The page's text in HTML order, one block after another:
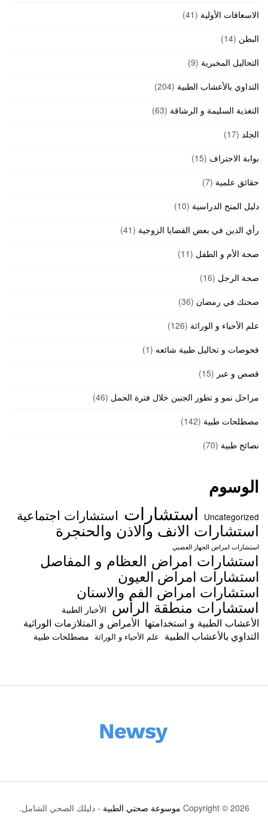
الاسعافات الأولية (41)
البطن (14)
التحاليل المخبرية (9)
التداوي بالأعشاب الطبية (204)
التغذية السليمة و الرشاقة (63)
الجلد (17)
بوابة الاحتراف (15)
حقائق علمية (7)
دليل المنح الدراسية (10)
رأي الدين في بعض القضايا الزوجية (41)
صحة الأم و الطفل (11)
صحة الرجل (16)
صحتك في رمضان (36)
علم الأحياء و الوراثة (126)
فحوصات و تحاليل طبية شائعه (1)
قصص و عبر (15)
مراحل نمو و تطور الجنين خلال فترة الحمل (46)
مصطلحات طبية (142)
نصائح طبية (70)
الوسوم
Uncategorized استشارات استشارات اجتماعية
استشارات الانف والاذن والحنجرة
استشارات امراض الجهاز العصبي
استشارات امراض العظام و المفاصل
استشارات امراض العيون
استشارات امراض الفم والاسنان
استشارات منطقة الرأس الأخبار الطبية
الأعشاب الطبية و استخدامتها الأمراض و المتلازمات الوراثية
التداوي بالأعشاب الطبية علم الأحياء و الوراثة مصطلحات طبية
Copyright © 2026 موسوعة صحتي الطبية - دليلك الصحي الشامل.